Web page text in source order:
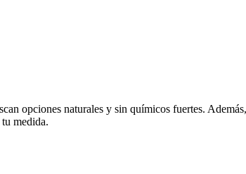
opciones naturales y sin químicos fuertes.
medida.